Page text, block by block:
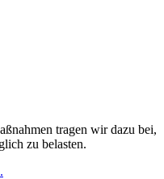
tragen wir dazu bei,
zu belasten.